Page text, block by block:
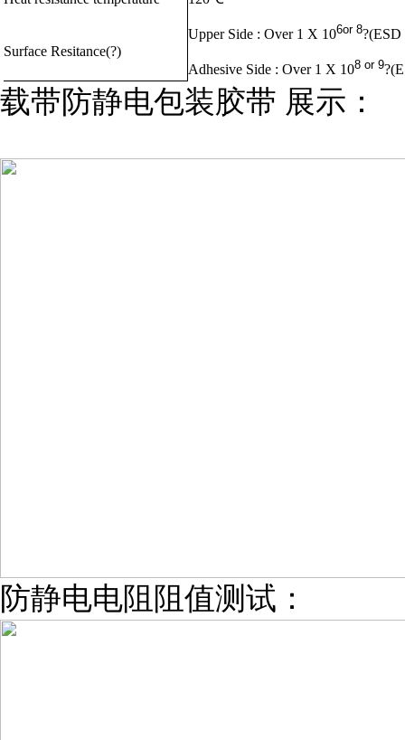
Surface Resitance(?)
Upper Side : Over 1 X 106or 8?(ESD
Adhesive Side : Over 1 X 108 or 9
载带防静电包装胶带 展示：
防静电电阻阻值测试：